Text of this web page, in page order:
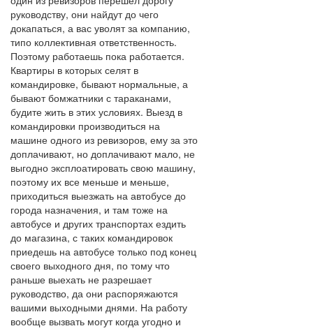
руководству, они найдут до чего
докапаться, а вас уволят за компанию,
типо коллективная ответственность.
Поэтому работаешь пока работается.
Квартиры в которых селят в
командировке, бывают нормальные, а
бывают бомжатники с тараканами,
будите жить в этих условиях. Выезд в
командировки производиться на
машине одного из ревизоров, ему за это
доплачивают, но доплачивают мало, не
выгодно эксплоатировать свою машину,
поэтому их все меньше и меньше,
приходиться выезжать на автобусе до
города назначения, и там тоже на
автобусе и других транспортах ездить
до магазина, с таких командировок
приедешь на автобусе только под конец
своего выходного дня, по тому что
раньше выехать не разрешает
руководство, да они распоряжаются
вашими выходными днями. На работу
вообще вызвать могут когда угодно и